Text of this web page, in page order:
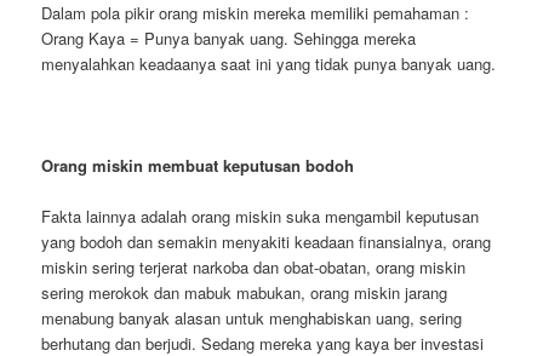
Dalam pola pikir orang miskin mereka memiliki pemahaman :
Orang Kaya = Punya banyak uang. Sehingga mereka
menyalahkan keadaanya saat ini yang tidak punya banyak uang.
Orang miskin membuat keputusan bodoh
Fakta lainnya adalah orang miskin suka mengambil keputusan
yang bodoh dan semakin menyakiti keadaan finansialnya, orang
miskin sering terjerat narkoba dan obat-obatan, orang miskin
sering merokok dan mabuk mabukan, orang miskin jarang
menabung banyak alasan untuk menghabiskan uang, sering
berhutang dan berjudi. Sedang mereka yang kaya ber investasi